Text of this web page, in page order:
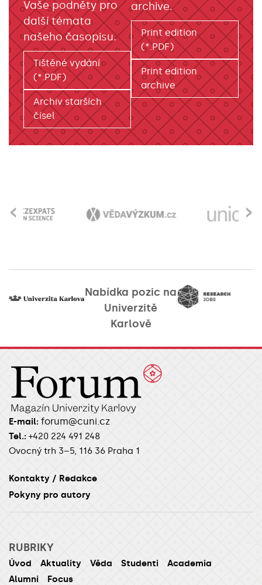
Vaše podněty pro
další témata
našeho časopisu.
Tištěné vydání
(*.PDF)
Archiv starších
čísel
archive.
Print edition
(*.PDF)
Print edition
archive
›
‹
Nabídka pozic na
Univerzitě
Karlově
E-mail: forum@cuni.cz
Tel.: +420 224 491 248
Ovocný trh 3–5, 116 36 Praha 1
Kontakty / Redakce
Pokyny pro autory
RUBRIKY
Úvod Aktuality Věda Studenti
Academia
Alumni
Focus